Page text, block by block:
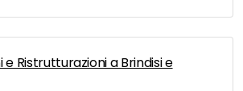
e Ristrutturazioni a Brindisi e